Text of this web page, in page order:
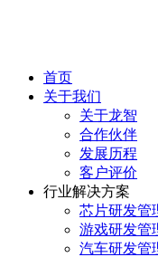
首页
关于我们
关于龙智
合作伙伴
发展历程
客户评价
行业解决方案
芯片研发管
游戏研发管
汽车研发管